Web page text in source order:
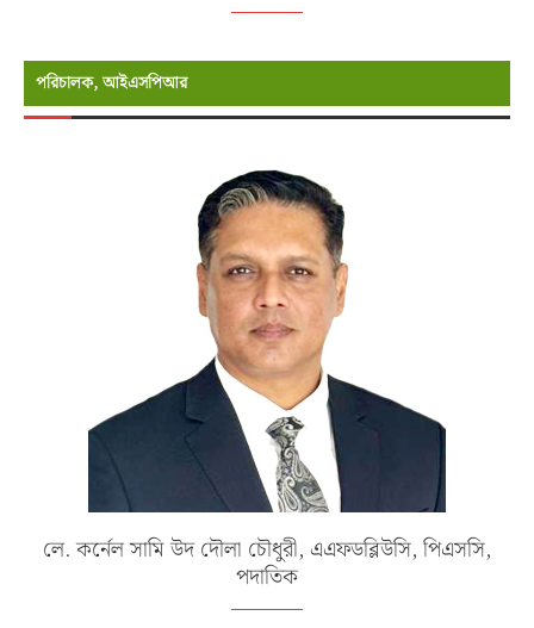
পরিচালক, আইএসপিআর
লে. কর্নেল সামি উদ দৌলা চৌধুরী, এএফডব্লিউসি, পিএসসি,
পদাতিক